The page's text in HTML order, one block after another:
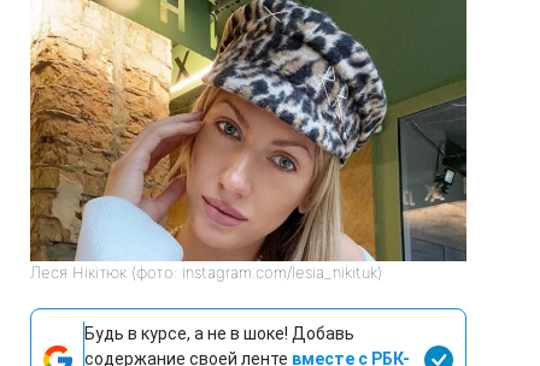
Леся Нікітюк (фото: instagram.com/lesia_nikituk)
Будь в курсе, а не в шоке! Добавь
содержание своей ленте вместе с РБК-